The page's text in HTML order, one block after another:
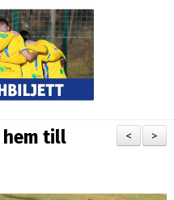
>
<
hem till